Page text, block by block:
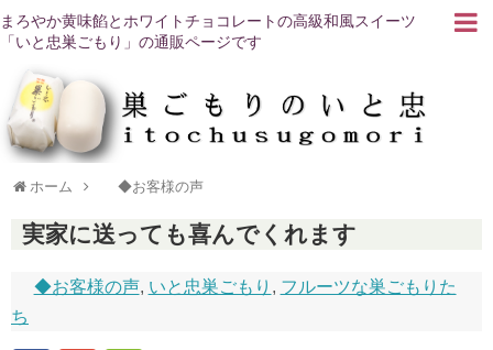
まろやか黄味餡とホワイトチョコレートの高級和風スイーツ
「いと忠巣ごもり」の通販ページです
ホーム ◆お客様の声
実家に送っても喜んでくれます
◆お客様の声, いと忠巣ごもり , フルーツな巣ごもりた
ち